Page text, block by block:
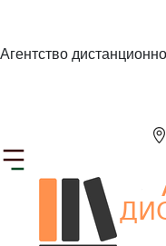
Агентство